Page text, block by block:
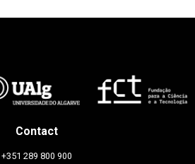
Contact
+351 289 800 900